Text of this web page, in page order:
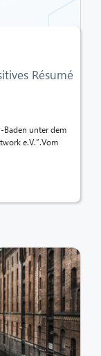
Résumé
Baden unter dem
e.V.”.Vom